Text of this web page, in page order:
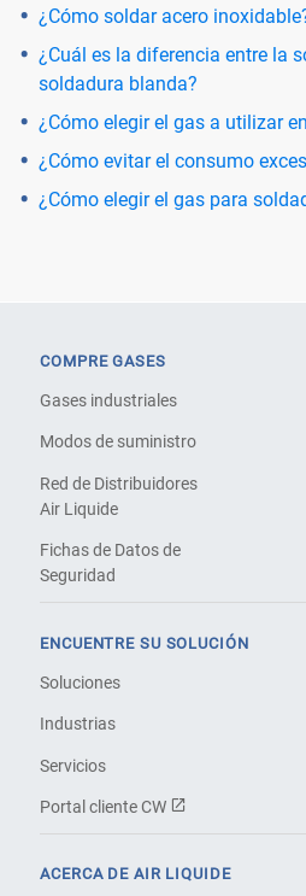
¿Cómo soldar acero
¿Cuál es la diferencia entre la
soldadura blanda?
¿Cómo elegir el gas a utilizar
¿Cómo evitar el consumo
¿Cómo elegir el gas para
COMPRE GASES
Gases industriales
Modos de suministro
Red de Distribuidores
Air Liquide
Fichas de Datos de
Seguridad
ENCUENTRE SU SOLUCIÓN
Soluciones
Industrias
Servicios
Portal cliente CW
ACERCA DE AIR LIQUIDE